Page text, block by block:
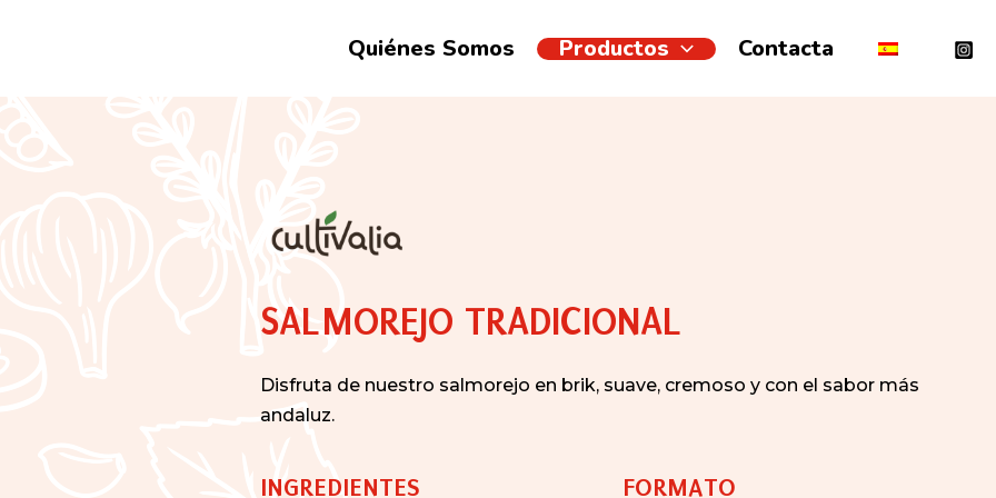
Quiénes Somos Productos Contacta
SALMOREJO TRADICIONAL
Disfruta de nuestro salmorejo en brik, suave, cremoso y con el sabor más
andaluz.
INGREDIENTES FORMATO